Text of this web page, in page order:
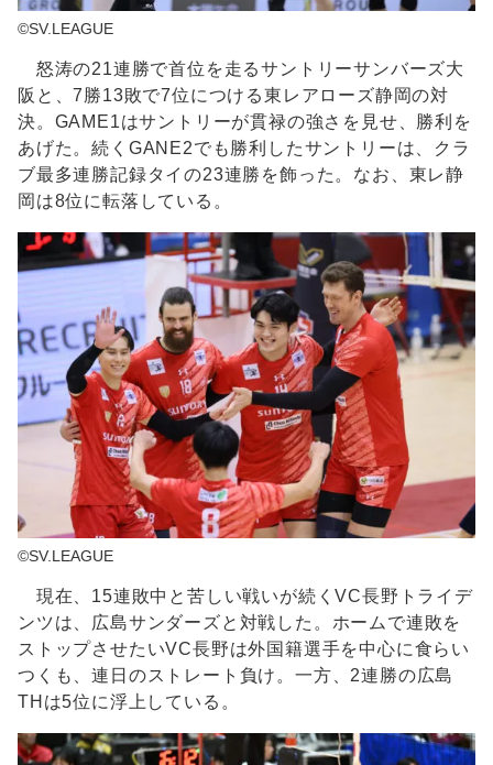
©SV.LEAGUE
怒涛の21連勝で首位を走るサントリーサンバーズ大
阪と、7勝13敗で7位につける東レアローズ静岡の対
決。GAME1はサントリーが貫禄の強さを見せ、勝利を
あげた。続くGANE2でも勝利したサントリーは、クラ
ブ最多連勝記録タイの23連勝を飾った。なお、東レ静
岡は8位に転落している。
©SV.LEAGUE
現在、15連敗中と苦しい戦いが続くVC長野トライデ
ンツは、広島サンダーズと対戦した。ホームで連敗を
ストップさせたいVC長野は外国籍選手を中心に食らい
つくも、連日のストレート負け。一方、2連勝の広島
THは5位に浮上している。